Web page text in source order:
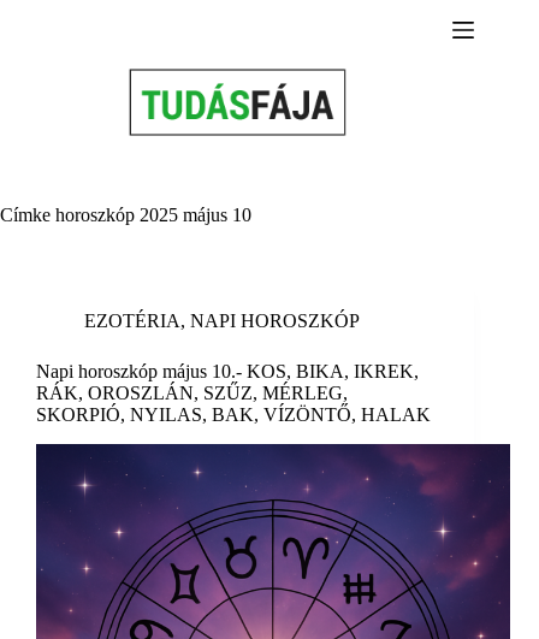
Címke horoszkóp 2025 május 10
EZOTÉRIA, NAPI HOROSZKÓP
Napi horoszkóp május 10.- KOS, BIKA, IKREK,
RÁK, OROSZLÁN, SZŰZ, MÉRLEG,
SKORPIÓ, NYILAS, BAK, VÍZÖNTŐ, HALAK